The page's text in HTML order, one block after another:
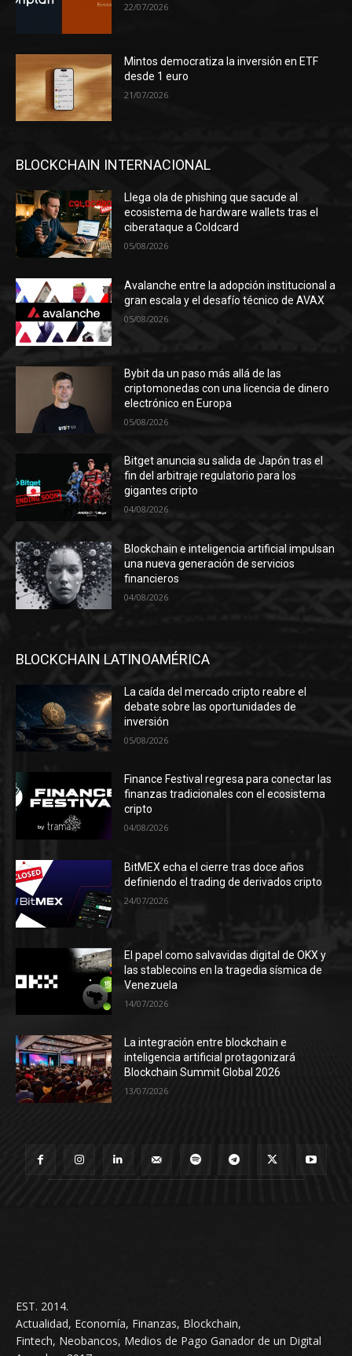
22/07/2026
Mintos democratiza la inversión en ETF
desde 1 euro
21/07/2026
BLOCKCHAIN INTERNACIONAL
Llega ola de phishing que sacude al
ecosistema de hardware wallets tras el
ciberataque a Coldcard
05/08/2026
Avalanche entre la adopción institucional a
gran escala y el desafío técnico de AVAX
05/08/2026
Bybit da un paso más allá de las
criptomonedas con una licencia de dinero
electrónico en Europa
05/08/2026
Bitget anuncia su salida de Japón tras el
fin del arbitraje regulatorio para los
gigantes cripto
04/08/2026
Blockchain e inteligencia artificial impulsan
una nueva generación de servicios
financieros
04/08/2026
BLOCKCHAIN LATINOAMÉRICA
La caída del mercado cripto reabre el
debate sobre las oportunidades de
inversión
05/08/2026
Finance Festival regresa para conectar las
finanzas tradicionales con el ecosistema
cripto
04/08/2026
BitMEX echa el cierre tras doce años
definiendo el trading de derivados cripto
24/07/2026
El papel como salvavidas digital de OKX y
las stablecoins en la tragedia sísmica de
Venezuela
14/07/2026
La integración entre blockchain e
inteligencia artificial protagonizará
Blockchain Summit Global 2026
13/07/2026
EST. 2014.
Actualidad, Economía, Finanzas, Blockchain,
Fintech, Neobancos, Medios de Pago Ganador de un Digital